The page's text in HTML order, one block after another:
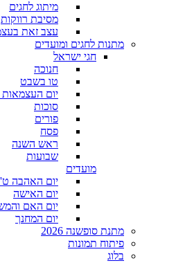
מיתוג לחגים
מסיבת רווקות
עצב זאת
מתנות לחגים ומועדים
חגי ישראל
חנוכה
טו בשבט
יום העצמאות
סוכות
פורים
פסח
ראש השנה
שבועות
מועדים
יום האהבה
יום האישה
יום האם
יום המחנך
מתנת סופשנה 2026
פיתוח תמונות
בלוג